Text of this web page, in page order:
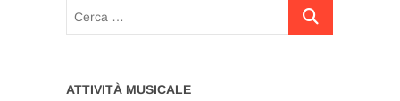
Cerca
ATTIVITÀ MUSICALE